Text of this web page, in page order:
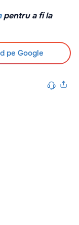
pentru a fi la
pe Google